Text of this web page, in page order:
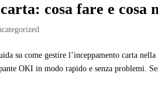
cosa fare e cosa
su come gestire l’inceppamento carta
OKI in modo rapido e senza problemi.